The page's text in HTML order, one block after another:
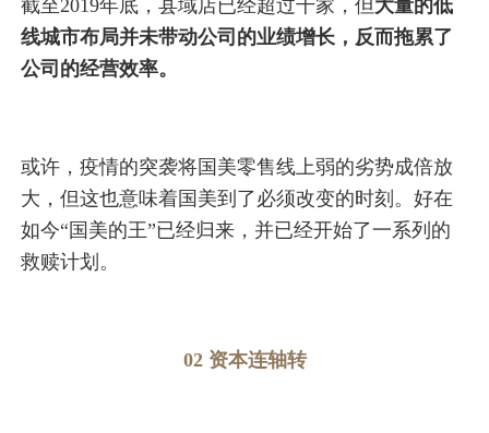
截至2019年底，县域店已经超过千家，但大量的低
线城市布局并未带动公司的业绩增长，反而拖累了
公司的经营效率。
或许，疫情的突袭将国美零售线上弱的劣势成倍放
大，但这也意味着国美到了必须改变的时刻。好在
如今“国美的王”已经归来，并已经开始了一系列的
救赎计划。
02 资本连轴转